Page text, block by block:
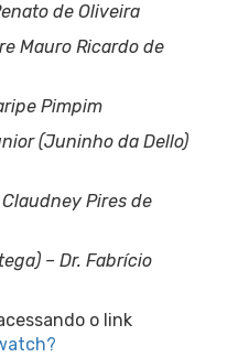
de Oliveira
Mauro Ricardo de
Pimpim
(Juninho da Dello)
Pires de
– Dr. Fabrício
o link